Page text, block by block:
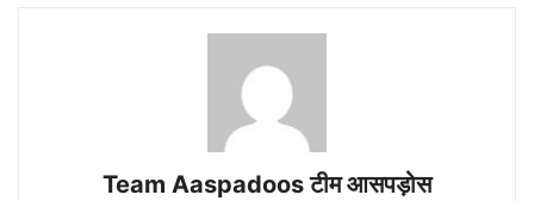
Team Aaspadoos टीम आसपड़ोस